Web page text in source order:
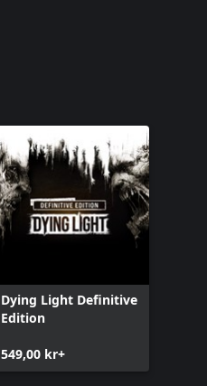
Dying Light Definitive
Edition
549,00 kr+